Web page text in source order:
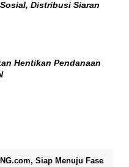
Distribusi Siaran
Hentikan Pendanaan
Siap Menuju Fase